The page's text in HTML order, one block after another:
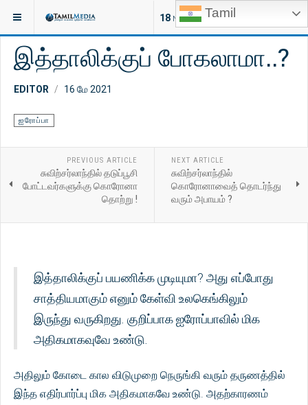
Tamil
18 NEW ARTICLES
இருக்குமிடம்: ஐரோப்பா
இத்தாலிக்குப் போகலாமா..?
EDITOR 16 மே 2021
ஐரோப்பா
PREVIOUS ARTICLE
சுவிற்சர்லாந்தில் தடுப்பூசி
போட்டவர்களுக்கு கொரோனா
தொற்று !
NEXT ARTICLE
சுவிற்சர்லாந்தில்
கொரோனாவைத் தொடர்ந்து
வரும் அபாயம் ?
இத்தாலிக்குப் பயணிக்க முடியுமா? அது எப்போது
சாத்தியமாகும் எனும் கேள்வி உலகெங்கிலும்
இருந்து வருகிறது. குறிப்பாக ஐரோப்பாவில் மிக
அதிகமாகவுவே உண்டு.
அதிலும் கோடை கால விடுமுறை நெருங்கி வரும் தருணத்தில்
இந்த எதிர்பார்ப்பு மிக அதிகமாகவே உண்டு. அதற்காரணம்